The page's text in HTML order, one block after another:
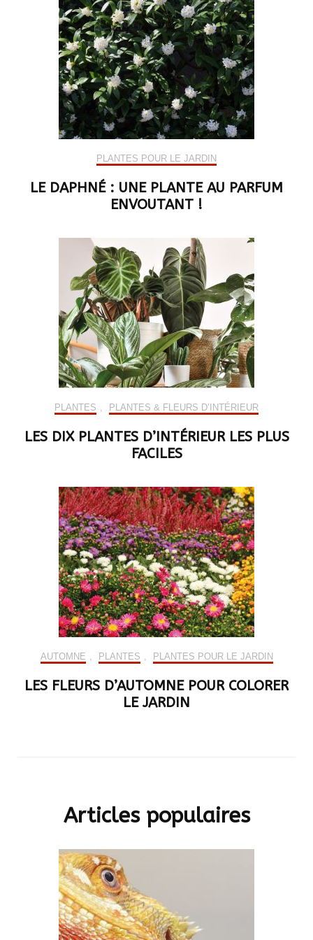
PLANTES POUR LE JARDIN
LE DAPHNÉ : UNE PLANTE AU PARFUM
ENVOUTANT !
PLANTES , PLANTES & FLEURS D’INTÉRIEUR
LES DIX PLANTES D’INTÉRIEUR LES PLUS
FACILES
AUTOMNE , PLANTES , PLANTES POUR LE JARDIN
LES FLEURS D’AUTOMNE POUR COLORER
LE JARDIN
Articles populaires